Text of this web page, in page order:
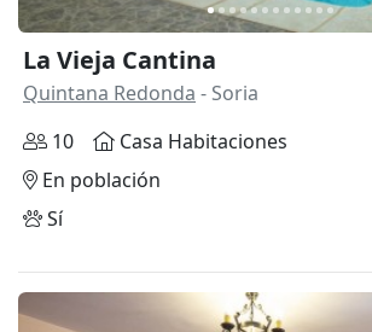
La Vieja Cantina
Quintana Redonda - Soria
10
Casa Habitaciones
En población
Sí